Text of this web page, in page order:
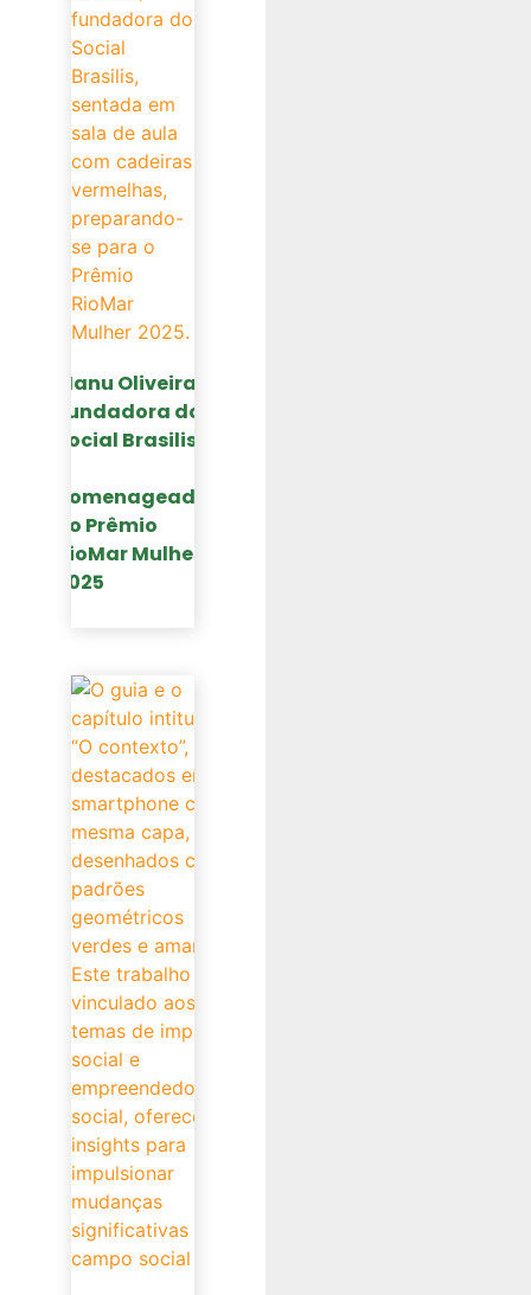
Manu Oliveira,
Fundadora do
Social Brasilis,
homenageada
no Prêmio
RioMar Mulher
2025